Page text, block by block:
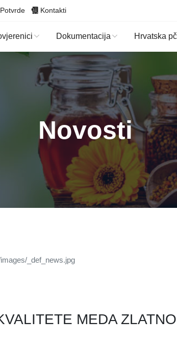
Potvrde Kontakti
Dokumentacija Hrvatska
Novosti
MEDA